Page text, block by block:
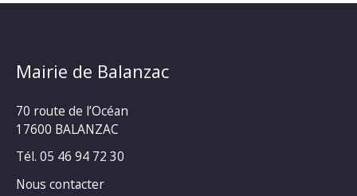
Mairie de Balanzac
70 route de l’Océan
17600 BALANZAC
Tél. 05 46 94 72 30
Nous contacter